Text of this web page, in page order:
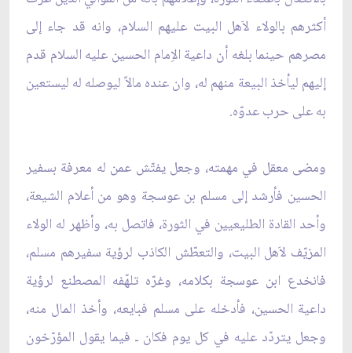
أكثرهم بالولاء لاَهل البيت عليهم السلام، وانه قد جاء إلى
مصرهم حينما بلغه أن داعية الاِمام الحسين عليه السلام قدم
إليهم ليأخذ البيعة منهم له، وان عنده مالاً ليوصله له ليستعين
به على حرب عدوّه.
ومضى معقل في مهمته، وجعل يفتّش عمن له معرفة بسفير
الحسين فأرشد إلى مسلم بن عوسجة وهو من أعلام الشيعة،
وأحد القادة الطليعيين في الثورة، فاتصل به، وأظهر له الولاء
المزيّف لاَهل البيت، والتعطّش الكاذب لرؤية سفيرهم مسلم،
فانخدع ابن عوسجة بكلامه، وغرّه تلهّفه المصطنع لرؤية
داعية الحسين، فأدخله على مسلم فبايعه، وأخذ المال منه،
وجعل يتردّد عليه في كل يوم فكان ـ فيما يقول المؤرّخون